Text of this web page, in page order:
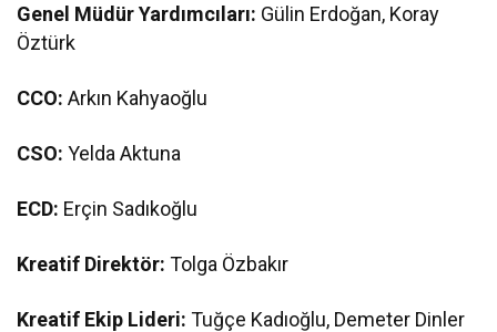
Genel Müdür Yardımcıları: Gülin Erdoğan, Koray
Öztürk
CCO: Arkın Kahyaoğlu
CSO: Yelda Aktuna
ECD: Erçin Sadıkoğlu
Kreatif Direktör: Tolga Özbakır
Kreatif Ekip Lideri: Tuğçe Kadıoğlu, Demeter Dinler